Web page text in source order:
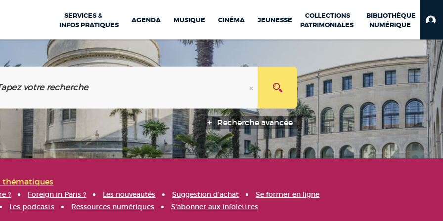
SERVICES &
INFOS PRATIQUES
AGENDA MUSIQUE CINÉMA JEUNESSE
COLLECTIONS
PATRIMONIALES
BIBLIOTHÈQUE
NUMÉRIQUE
Recherche avancée
thématiques
? Foreign in Paris ? Les nouveautés Suggestion d'achat
Se former en ligne
Les podcasts Ressources numériques S'abonner aux infolettres